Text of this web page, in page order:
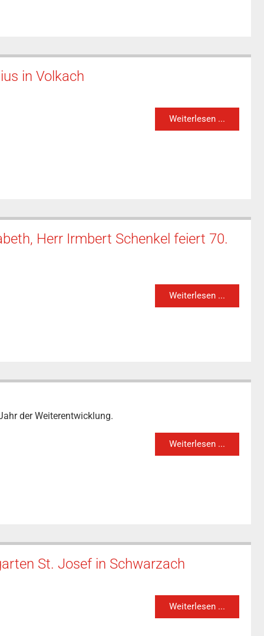
in Volkach
Weiterlesen ...
Herr Irmbert Schenkel feiert 70.
Weiterlesen ...
der Weiterentwicklung.
Weiterlesen ...
St. Josef in Schwarzach
Weiterlesen ...